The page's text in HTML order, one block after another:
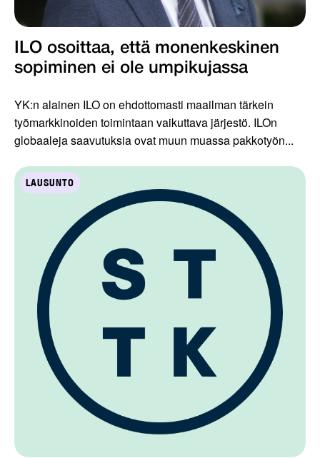
ILO osoittaa, että monenkeskinen
sopiminen ei ole umpikujassa
YK:n alainen ILO on ehdottomasti maailman tärkein
työmarkkinoiden toimintaan vaikuttava järjestö. ILOn
globaaleja saavutuksia ovat muun muassa pakkotyön...
LAUSUNTO